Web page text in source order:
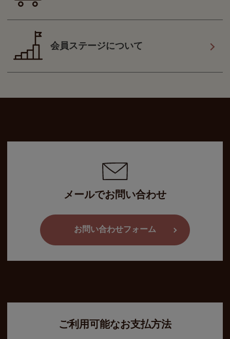
会員ステージについて
メールでお問い合わせ
お問い合わせフォーム
ご利用可能なお支払方法